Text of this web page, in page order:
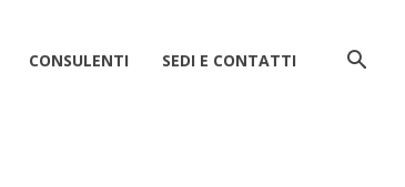
CONSULENTI SEDI E CONTATTI